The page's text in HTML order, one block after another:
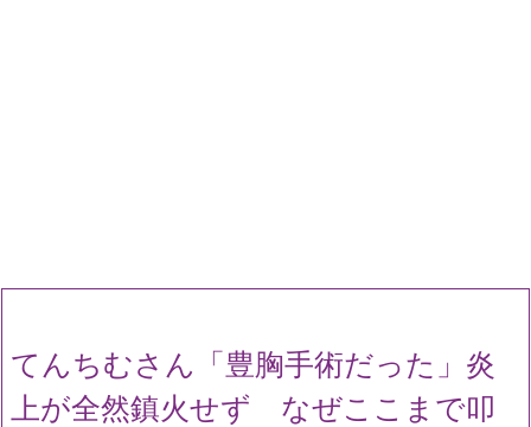
てんちむさん「豊胸手術だった」炎
上が全然鎮火せず なぜここまで叩